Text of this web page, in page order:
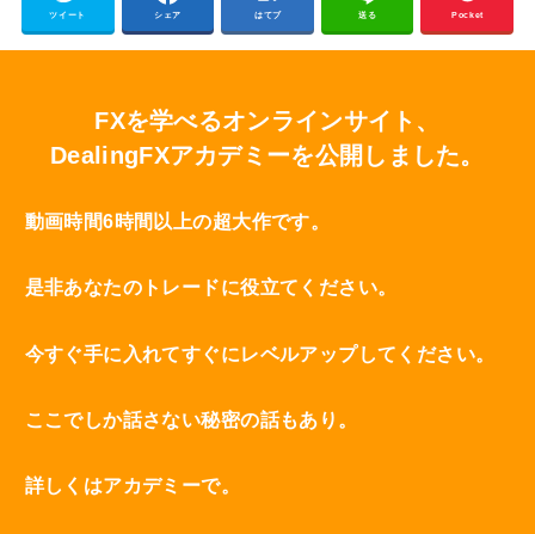
ツイート シェア はてブ 送る Pocket
FXを学べるオンラインサイト、
DealingFXアカデミーを公開しました。
動画時間6時間以上の超大作です。
是非あなたのトレードに役立てください。
今すぐ手に入れてすぐにレベルアップしてください。
ここでしか話さない秘密の話もあり。
詳しくはアカデミーで。